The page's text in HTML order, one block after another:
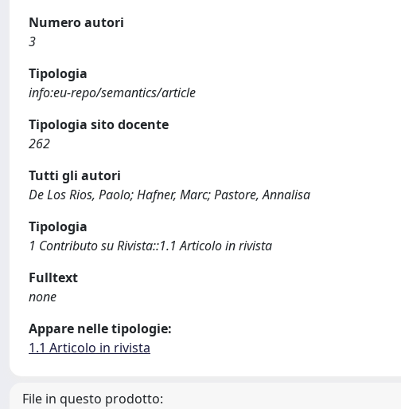
Numero autori
3
Tipologia
info:eu-repo/semantics/article
Tipologia sito docente
262
Tutti gli autori
De Los Rios, Paolo; Hafner, Marc; Pastore, Annalisa
Tipologia
1 Contributo su Rivista::1.1 Articolo in rivista
Fulltext
none
Appare nelle tipologie:
1.1 Articolo in rivista
File in questo prodotto: